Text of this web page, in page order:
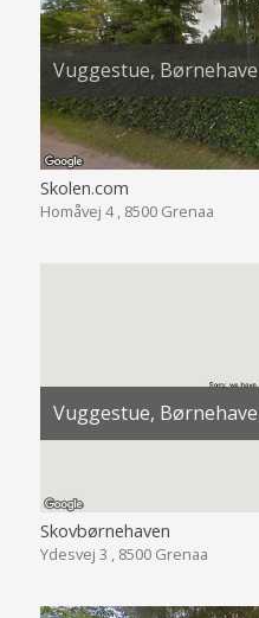
Vuggestue, Børnehave
Skolen.com
Homåvej 4 , 8500 Grenaa
Vuggestue, Børnehave
Skovbørnehaven
Ydesvej 3 , 8500 Grenaa